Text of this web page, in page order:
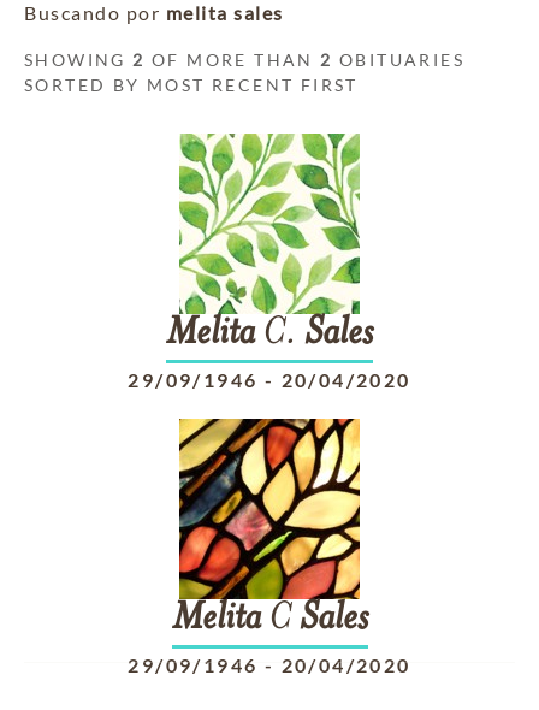
Buscando por melita sales
SHOWING 2 OF MORE THAN 2 OBITUARIES
SORTED BY MOST RECENT FIRST
MelitaC. Sales
29/09/1946 - 20/04/2020
MelitaCSales
29/09/1946 - 20/04/2020